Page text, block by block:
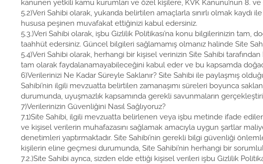
kanunen yetkili kamu kurumları ve özel kişilere, KVK Kanunu’nun 8.
5.2)Veri Sahibi olarak, yukarıda belirtilen amaçlarla sınırlı olmak
hususa peşinen muvafakat ettiğinizi kabul edersiniz.
5.3.)Veri Sahibi olarak, işbu Gizlilik Politikası’na konu bilgilerinizin
taahhüt edersiniz. Güncel bilgileri sağlamamış olmanız halinde Site
5.4)Veri Sahibi olarak, herhangi bir kişisel verinizin Site Sahibi
tam olarak faydalanamayabileceğini kabul eder ve bu kapsamda
6)Verilerinizi Ne Kadar Süreyle Saklanır? Site Sahibi ile paylaşmış
Sahibi’nin ilgili mevzuatta belirtilen zamanaşımı süreleri boyunca
durumunda, uyuşmazlık kapsamında gerekli savunmaların
7)Verilerinizin Güvenliğini Nasıl Sağlıyoruz?
7.1)Site Sahibi, ilgili mevzuatta belirlenen veya işbu metinde ifade
ve kişisel verilerin muhafazasını sağlamak amacıyla uygun şartlar
denetimleri yaptırmaktadır. Site Sahibi’nin gerekli bilgi güvenliği
kişilerin eline geçmesi durumunda, Site Sahibi’nin herhangi bir
7.2.)Site Sahibi ayrıca, sizden elde ettiği kişisel verileri işbu Gizlilik